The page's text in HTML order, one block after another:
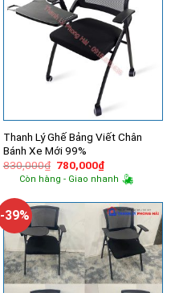
Thanh Lý Ghế Bảng Viết Chân
Bánh Xe Mới 99%
830,000₫ Giá
gốc
là:
780,000₫Giá
hiện
tại
780,000₫.
Còn hàng - Giao nhanh
-39%